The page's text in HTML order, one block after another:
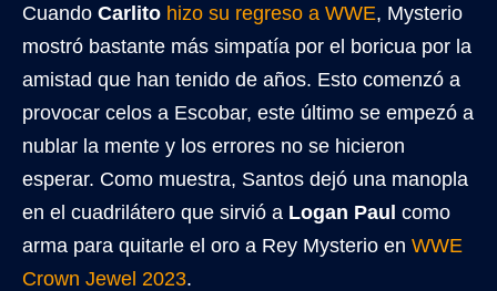
Cuando Carlito hizo su regreso a WWE, Mysterio
mostró bastante más simpatía por el boricua por la
amistad que han tenido de años. Esto comenzó a
provocar celos a Escobar, este último se empezó a
nublar la mente y los errores no se hicieron
esperar. Como muestra, Santos dejó una manopla
en el cuadrilátero que sirvió a Logan Paul como
arma para quitarle el oro a Rey Mysterio en WWE
Crown Jewel 2023.